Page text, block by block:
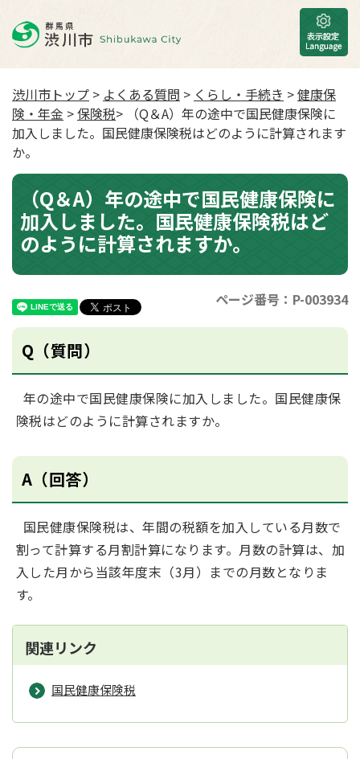
渋川市トップ > よくある質問 > くらし・手続き >健康保
険・年金 >保険税> （Q＆A）年の途中で国民健康保険に
加入しました。国民健康保険税はどのように計算されます
か。
（Q＆A）年の途中で国民健康保険に
加入しました。国民健康保険税はど
のように計算されますか。
ページ番号：P-003934
Q（質問）
年の途中で国民健康保険に加入しました。国民健康保
険税はどのように計算されますか。
A（回答）
国民健康保険税は、年間の税額を加入している月数で
割って計算する月割計算になります。月数の計算は、加
入した月から当該年度末（3月）までの月数となりま
す。
関連リンク
国民健康保険税